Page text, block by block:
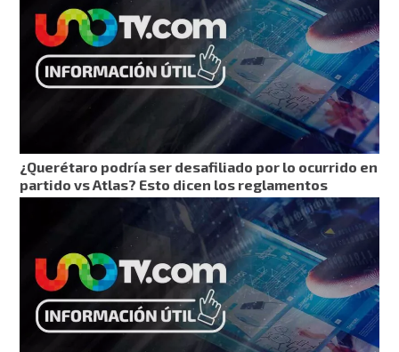
¿Querétaro podría ser desafiliado por lo ocurrido en
partido vs Atlas? Esto dicen los reglamentos